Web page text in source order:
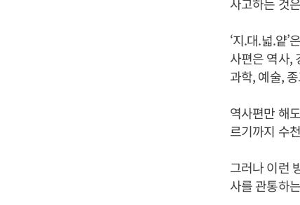
‘지.대.넓.얕
사편은 역사,
과학, 예술,
역사편만 해
르기까지 수
그러나 이런
사를 관통하